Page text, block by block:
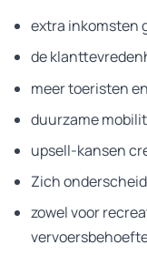
extra inkomsten
de
meer toeristen
duurzame
upsell-kansen
Zich
zowel voor